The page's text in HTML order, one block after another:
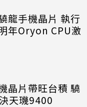
龍手機晶片 執行
年Oryon CPU激
晶片帶旺台積 驍
天璣9400